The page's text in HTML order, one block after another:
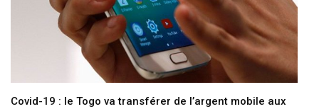
Covid-19 : le Togo va transférer de l’argent mobile aux